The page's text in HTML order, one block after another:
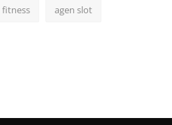
fitness agen slot